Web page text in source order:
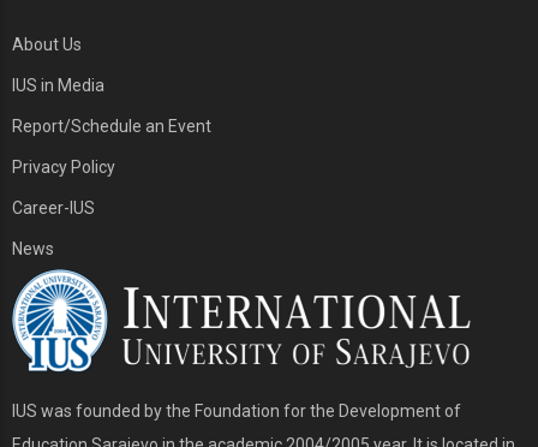
About Us
IUS in Media
Report/Schedule an Event
Privacy Policy
Career-IUS
News
IUS was founded by the Foundation for the Development of